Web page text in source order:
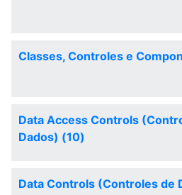
Classes, Controles e
Data Access Controls
Dados) (10)
Data Controls (Controles de